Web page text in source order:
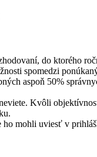
do ktorého
spomedzi
aspoň 50%
Kvôli
ho mohli uviesť v